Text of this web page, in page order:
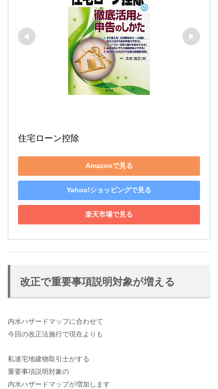
住宅ローン控除
Amazonで見る
Yahoo!ショッピングで見る
楽天市場で見る
改正で重要事項説明対象が増える
内水ハザードマップに合わせて
今回の改正法施行で現在よりも
私達宅地建物取引士がする
重要事項説明対象の
内水ハザードマップが増加します